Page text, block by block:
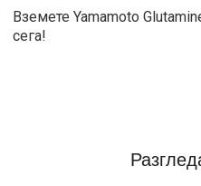
Вземете Yamamoto
сега!